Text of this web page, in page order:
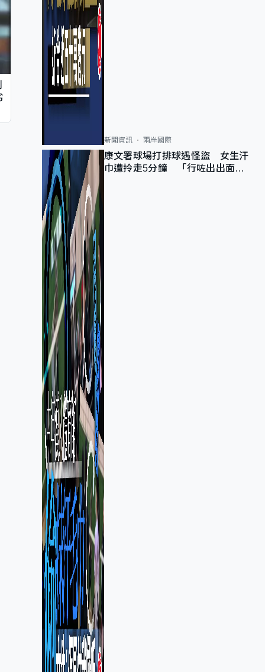
新聞資訊 兩岸國際
康文署球場打排球遇怪盜 女生汗
巾遭拎走5分鐘 「行咗出出面唔